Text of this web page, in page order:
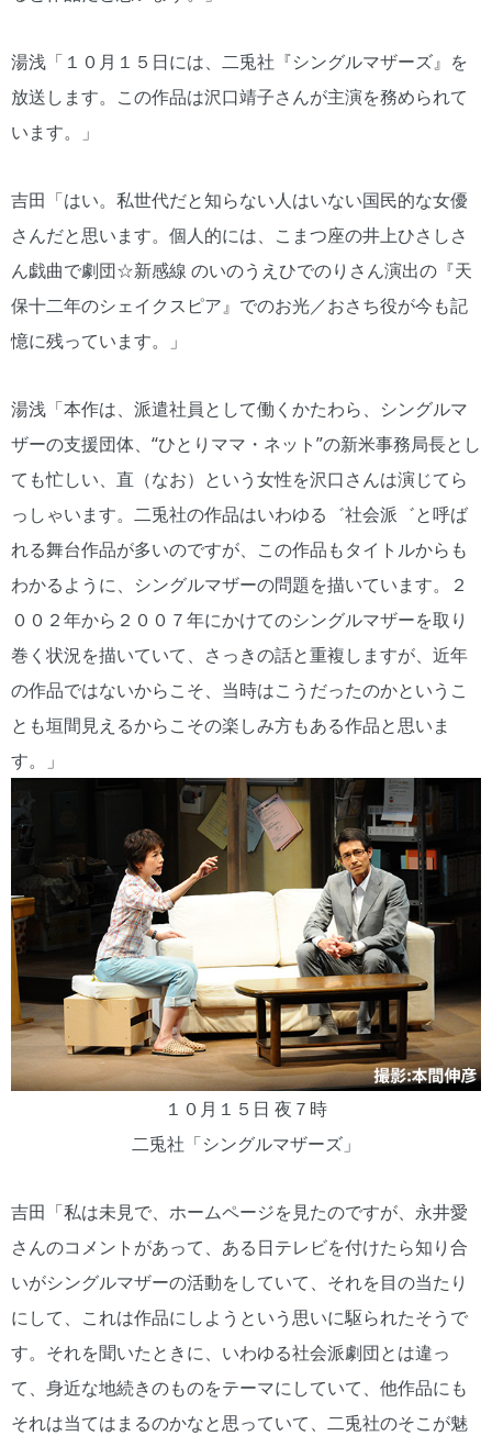
湯浅「１０月１５日には、二兎社『シングルマザーズ』を
放送します。この作品は沢口靖子さんが主演を務められて
います。」
吉田「はい。私世代だと知らない人はいない国民的な女優
さんだと思います。個人的には、こまつ座の井上ひさしさ
ん戯曲で劇団☆新感線 のいのうえひでのりさん演出の『天
保十二年のシェイクスピア』でのお光／おさち役が今も記
憶に残っています。」
湯浅「本作は、派遣社員として働くかたわら、シングルマ
ザーの支援団体、“ひとりママ・ネット”の新米事務局長とし
ても忙しい、直（なお）という女性を沢口さんは演じてら
っしゃいます。二兎社の作品はいわゆる゛社会派゛と呼ば
れる舞台作品が多いのですが、この作品もタイトルからも
わかるように、シングルマザーの問題を描いています。２
００２年から２００７年にかけてのシングルマザーを取り
巻く状況を描いていて、さっきの話と重複しますが、近年
の作品ではないからこそ、当時はこうだったのかというこ
とも垣間見えるからこその楽しみ方もある作品と思いま
す。」
１０月１５日 夜７時
二兎社「シングルマザーズ」
吉田「私は未見で、ホームページを見たのですが、永井愛
さんのコメントがあって、ある日テレビを付けたら知り合
いがシングルマザーの活動をしていて、それを目の当たり
にして、これは作品にしようという思いに駆られたそうで
す。それを聞いたときに、いわゆる社会派劇団とは違っ
て、身近な地続きのものをテーマにしていて、他作品にも
それは当てはまるのかなと思っていて、二兎社のそこが魅